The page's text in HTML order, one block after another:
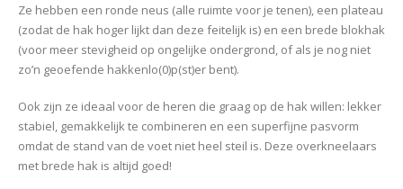
Ze hebben een ronde neus (alle ruimte voor je tenen), een plateau
(zodat de hak hoger lijkt dan deze feitelijk is) en een brede blokhak
(voor meer stevigheid op ongelijke ondergrond, of als je nog niet
zo’n geoefende hakkenlo(0)p(st)er bent).
Ook zijn ze ideaal voor de heren die graag op de hak willen: lekker
stabiel, gemakkelijk te combineren en een superfijne pasvorm
omdat de stand van de voet niet heel steil is. Deze overkneelaars
met brede hak is altijd goed!